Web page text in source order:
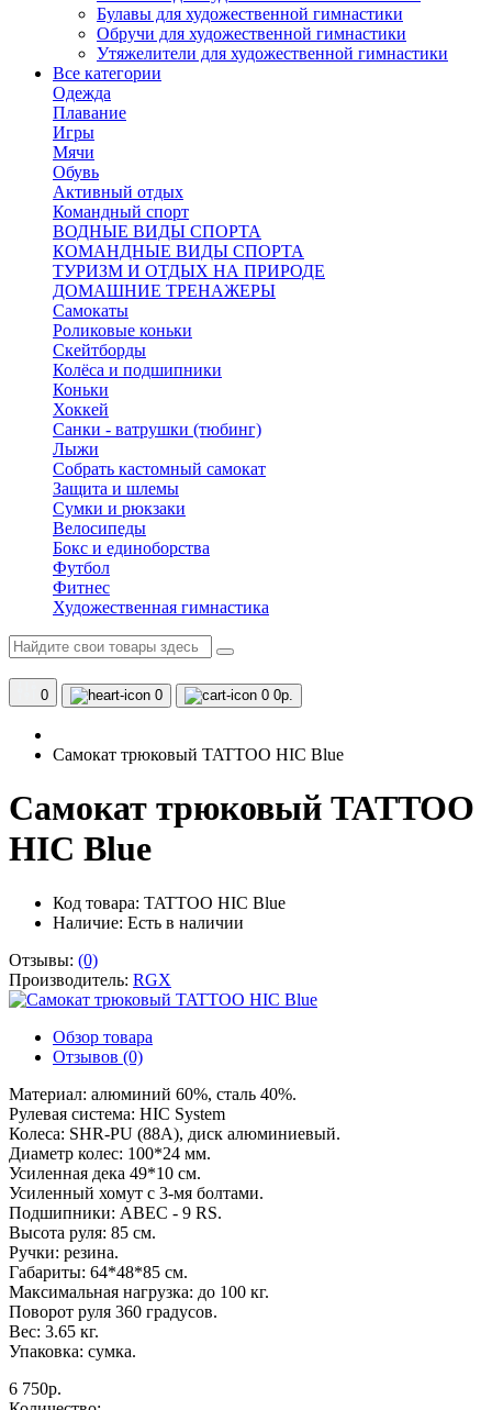
Булавы для художественной гимнастики
Обручи для художественной гимнастики
Утяжелители для художественной гимнастики
Все категории
Одежда
Плавание
Игры
Мячи
Обувь
Активный отдых
Командный спорт
ВОДНЫЕ ВИДЫ СПОРТА
КОМАНДНЫЕ ВИДЫ СПОРТА
ТУРИЗМ И ОТДЫХ НА ПРИРОДЕ
ДОМАШНИЕ ТРЕНАЖЕРЫ
Самокаты
Роликовые коньки
Скейтборды
Колёса и подшипники
Коньки
Хоккей
Санки - ватрушки (тюбинг)
Лыжи
Собрать кастомный самокат
Защита и шлемы
Сумки и рюкзаки
Велосипеды
Бокс и единоборства
Футбол
Фитнес
Художественная гимнастика
0 0 0 0р.
Самокат трюковый TATTOO HIC Blue
Самокат трюковый TATTOO
HIC Blue
Код товара: TATTOO HIC Blue
Наличие: Есть в наличии
Отзывы: (0)
Производитель: RGX
Обзор товара
Отзывов (0)
Материал: алюминий 60%, сталь 40%.
Рулевая система: HIC System
Колеса: SHR-PU (88А), диск алюминиевый.
Диаметр колес: 100*24 мм.
Усиленная дека 49*10 см.
Усиленный хомут с 3-мя болтами.
Подшипники: ABEC - 9 RS.
Высота руля: 85 см.
Ручки: резина.
Габариты: 64*48*85 см.
Максимальная нагрузка: до 100 кг.
Поворот руля 360 градусов.
Вес: 3.65 кг.
Упаковка: сумка.
6 750р.